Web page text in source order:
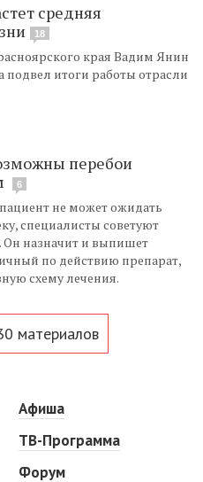
средняя
18
края Вадим Янин
подвел итоги работы отрасли
перебои
6
не может ожидать
специалисты советуют
Он назначит и выпишет
по действию препарат,
схему лечения.
материалов
Афиша
ТВ-Программа
Форум